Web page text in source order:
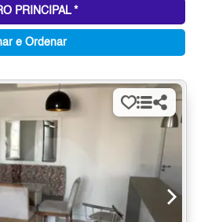
PRINCIPAL *
e Ordenar